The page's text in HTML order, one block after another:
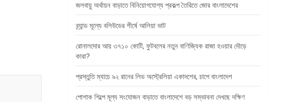
জলবায়ু অর্থায়ন বাড়াতে বিনিয়োগযোগ্য প্রকল্প তৈরিতে জোর বাংলাদেশের
ব্র্যান্ড মূল্যে বলিউডের শীর্ষে আলিয়া ভাট
রোনালদোর আয় ৩৭১০ কোটি, ফুটবলের নতুন বাণিজ্যিক রাজা হওয়ার দৌড়ে
কারা?
প্রস্তুতি ম্যাচে ৯২ রানের লিড অস্ট্রেলিয়া একাদশের, চাপে বাংলাদেশ
পোশাক শিল্পে মূল্য সংযোজন বাড়াতে বাংলাদেশে বড় সম্ভাবনা দেখছে দক্ষিণ